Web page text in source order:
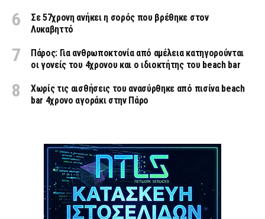
Σε 57χρονη ανήκει η σορός που βρέθηκε στον
Λυκαβηττό
Πάρος: Για ανθρωποκτονία από αμέλεια κατηγορούνται
οι γονείς του 4χρονου και ο ιδιοκτήτης του beach bar
Χωρίς τις αισθήσεις του ανασύρθηκε από πισίνα beach
bar 4χρονο αγοράκι στην Πάρο